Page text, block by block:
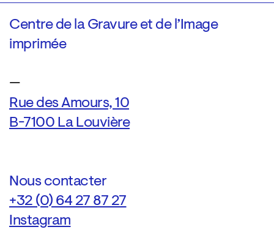
Centre de la Gravure et de l’Image
imprimée
—
Rue des Amours, 10
B-7100 La Louvière
Nous contacter
+32 (0) 64 27 87 27
Instagram